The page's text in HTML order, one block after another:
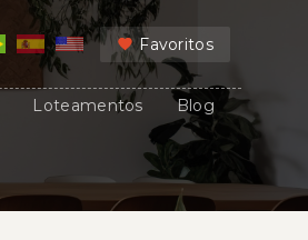
Favoritos
Loteamentos
Blog